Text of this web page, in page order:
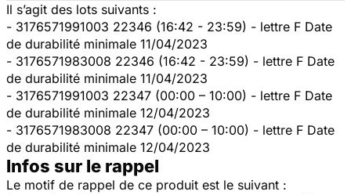
Il s’agit des lots suivants :
- 3176571991003 22346 (16:42 - 23:59) - lettre F Date
de durabilité minimale 11/04/2023
- 3176571983008 22346 (16:42 - 23:59) - lettre F Date
de durabilité minimale 11/04/2023
- 3176571991003 22347 (00:00 – 10:00) - lettre F Date
de durabilité minimale 12/04/2023
- 3176571983008 22347 (00:00 – 10:00) - lettre F Date
de durabilité minimale 12/04/2023
Infos sur le rappel
Le motif de rappel de ce produit est le suivant :